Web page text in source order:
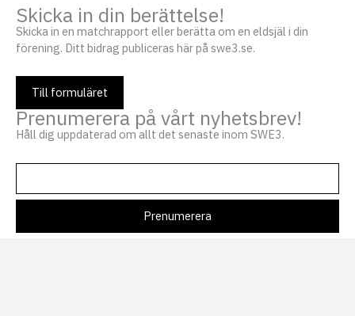
Skicka in din berättelse!
Skicka in en matchrapport eller berätta om en eldsjäl i din
förening. Ditt bidrag publiceras här på swe3.se.
Till formuläret
Prenumerera på vårt nyhetsbrev!
Håll dig uppdaterad om allt det senaste inom SWE3.